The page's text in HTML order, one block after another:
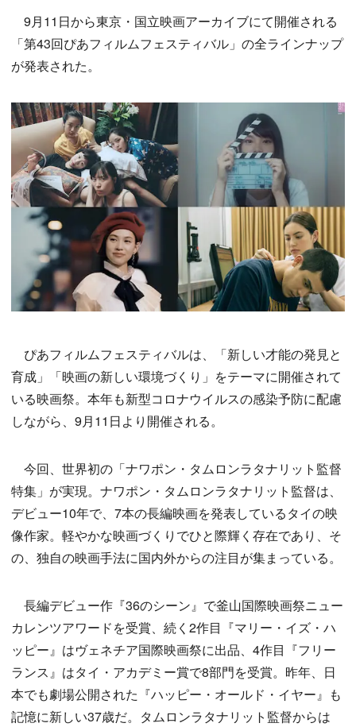
9月11日から東京・国立映画アーカイブにて開催される
「第43回ぴあフィルムフェスティバル」の全ラインナップ
が発表された。
ぴあフィルムフェスティバルは、「新しい才能の発見と
育成」「映画の新しい環境づくり」をテーマに開催されて
いる映画祭。本年も新型コロナウイルスの感染予防に配慮
しながら、9月11日より開催される。
今回、世界初の「ナワポン・タムロンラタナリット監督
特集」が実現。ナワポン・タムロンラタナリット監督は、
デビュー10年で、7本の長編映画を発表しているタイの映
像作家。軽やかな映画づくりでひと際輝く存在であり、そ
の、独自の映画手法に国内外からの注目が集まっている。
長編デビュー作『36のシーン』で釜山国際映画祭ニュー
カレンツアワードを受賞、続く2作目『マリー・イズ・ハ
ッピー』はヴェネチア国際映画祭に出品、4作目『フリー
ランス』はタイ・アカデミー賞で8部門を受賞。昨年、日
本でも劇場公開された『ハッピー・オールド・イヤー』も
記憶に新しい37歳だ。タムロンラタナリット監督からは